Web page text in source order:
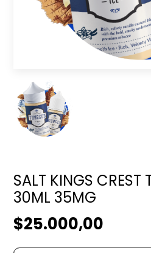
SALT KINGS
30ML 35MG
$25.000,00